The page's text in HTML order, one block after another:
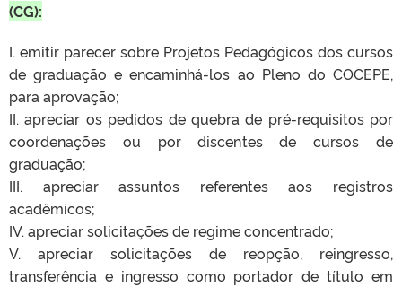
(CG):
I. emitir parecer sobre Projetos Pedagógicos dos cursos
de graduação e encaminhá-los ao Pleno do COCEPE,
para aprovação;
II. apreciar os pedidos de quebra de pré-requisitos por
coordenações ou por discentes de cursos de
graduação;
III. apreciar assuntos referentes aos registros
acadêmicos;
IV. apreciar solicitações de regime concentrado;
V. apreciar solicitações de reopção, reingresso,
transferência e ingresso como portador de título em